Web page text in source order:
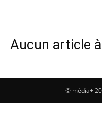
Aucun article
© média+